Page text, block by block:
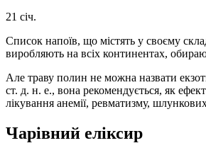
21 січ.
Список напоїв, що містять у своєму
виробляють на всіх континентах,
Але траву полин не можна назвати
ст. д. н. е., вона рекомендується, як
лікування анемії, ревматизму,
Чарівний еліксир